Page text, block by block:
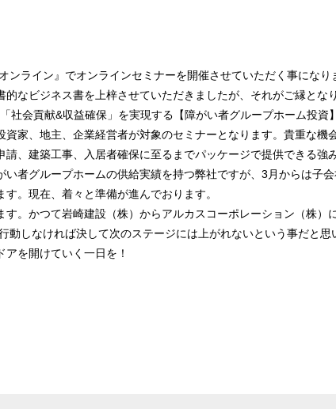
ンライン』でオンラインセミナーを開催させていただく事にな
なビジネス書を上梓させていただきましたが、それがご縁とな
社会貢献&収益確保」を実現する【障がい者グループホーム投資
家、地主、企業経営者が対象のセミナーとなります。貴重な機
、建築工事、入居者確保に至るまでパッケージで提供できる強
者グループホームの供給実績を持つ弊社ですが、3月からは子
。現在、着々と準備が進んでおります。
す。かつて岩崎建設（株）からアルカスコーポレーション（株
しなければ決して次のステージには上がれないという事だと思
を開けていく一日を！